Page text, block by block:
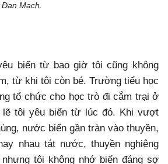
Mạch.
biển từ bao giờ tôi cũng không
từ khi tôi còn bé. Trường tiểu học
tổ chức cho học trò đi cắm trại ở
lẽ tôi yêu biển từ lúc đó. Khi vượt
nước biển gần tràn vào thuyền,
nhau tát nước, thuyền nghiêng
tôi không nhớ biển đáng sợ